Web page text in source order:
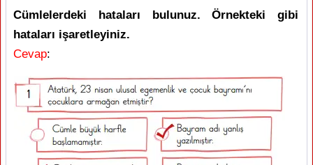
Cümlelerdeki hataları bulunuz. Örnekteki gibi
hataları işaretleyiniz.
Cevap: